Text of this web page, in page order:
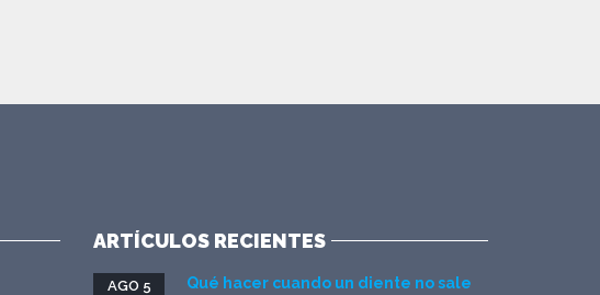
ARTÍCULOS RECIENTES
Qué hacer cuando un diente no sale
AGO 5